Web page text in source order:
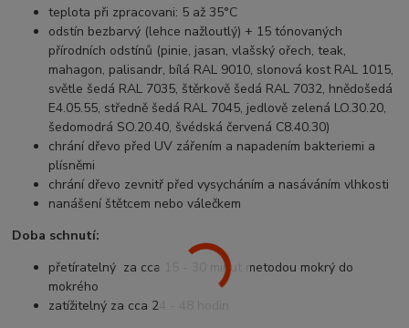
teplota při zpracovani: 5 až 35°C
odstín bezbarvý (lehce nažloutlý) + 15 tónovaných
přírodních odstínů (pinie, jasan, vlašský ořech, teak,
mahagon, palisandr, bílá RAL 9010, slonová kost RAL 1015,
světle šedá RAL 7035, štěrkově šedá RAL 7032, hnědošedá
E4.05.55, středně šedá RAL 7045, jedlově zelená LO.30.20,
šedomodrá SO.20.40, švédská červená C8.40.30)
chrání dřevo před UV zářením a napadením bakteriemi a
plísněmi
chrání dřevo zevnitř před vysycháním a nasáváním vlhkosti
nanášení štětcem nebo válečkem
Doba schnutí:
přetíratelný za cca 15 - 30 minut metodou mokrý do
mokrého
zatížitelný za cca 24 - 48 hodin